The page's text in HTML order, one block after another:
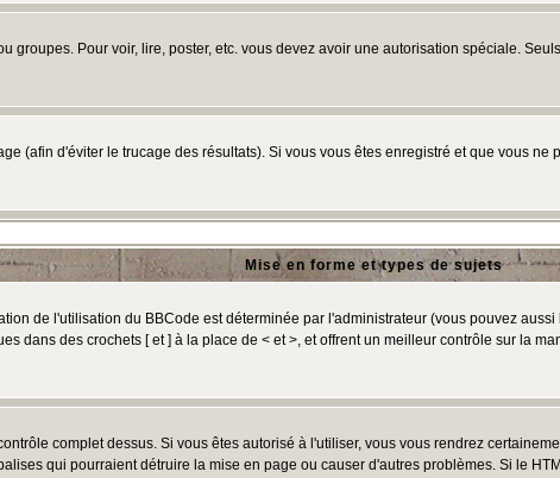
groupes. Pour voir, lire, poster, etc. vous devez avoir une autorisation spéciale.
(afin d'éviter le trucage des résultats). Si vous vous êtes enregistré et que vous
Mise en forme et types de sujets
de l'utilisation du BBCode est déterminée par l'administrateur (vous pouvez
dans des crochets [ et ] à la place de < et >, et offrent un meilleur contrôle sur la
complet dessus. Si vous êtes autorisé à l'utiliser, vous vous rendrez
qui pourraient détruire la mise en page ou causer d'autres problèmes. Si le